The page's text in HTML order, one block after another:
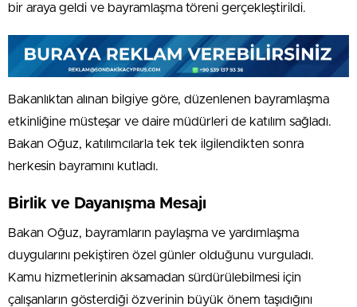
bir araya geldi ve bayramlaşma töreni gerçekleştirildi.
Bakanlıktan alınan bilgiye göre, düzenlenen bayramlaşma
etkinliğine müsteşar ve daire müdürleri de katılım sağladı.
Bakan Oğuz, katılımcılarla tek tek ilgilendikten sonra
herkesin bayramını kutladı.
Birlik ve Dayanışma Mesajı
Bakan Oğuz, bayramların paylaşma ve yardımlaşma
duygularını pekiştiren özel günler olduğunu vurguladı.
Kamu hizmetlerinin aksamadan sürdürülebilmesi için
çalışanların gösterdiği özverinin büyük önem taşıdığını